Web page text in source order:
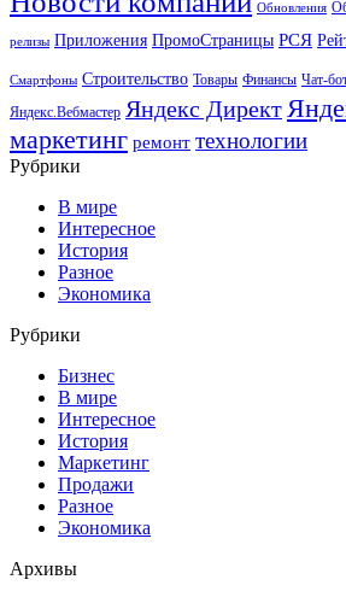
Обновления
релизы Приложения ПромоСтраницы РСЯ
Смартфоны Строительство Товары Финансы Чат-
Яндекс.Вебмастер Яндекс Директ
маркетинг ремонт технологии
Рубрики
В мире
Интересное
История
Разное
Экономика
Рубрики
Бизнес
В мире
Интересное
История
Маркетинг
Продажи
Разное
Экономика
Архивы